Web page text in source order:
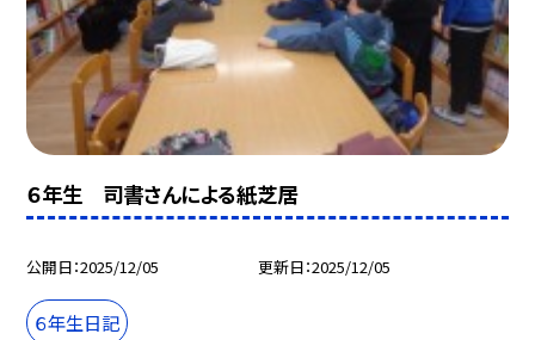
６年生 司書さんによる紙芝居
公開日 2025/12/05 更新日 2025/12/05
６年生日記